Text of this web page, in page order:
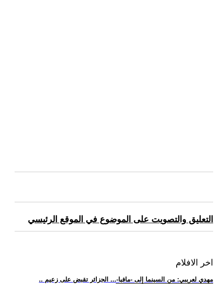
التعليق والتصويت على الموضوع في الموقع الرئيسي
اخر الافلام
.. مهدي لعريبي: من السينما إلى -مافيا-... الجزائر تقبض على زعيم